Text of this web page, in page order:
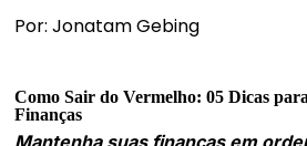
Por: Jonatam Gebing
Como Sair do Vermelho: 05 Dicas
Finanças